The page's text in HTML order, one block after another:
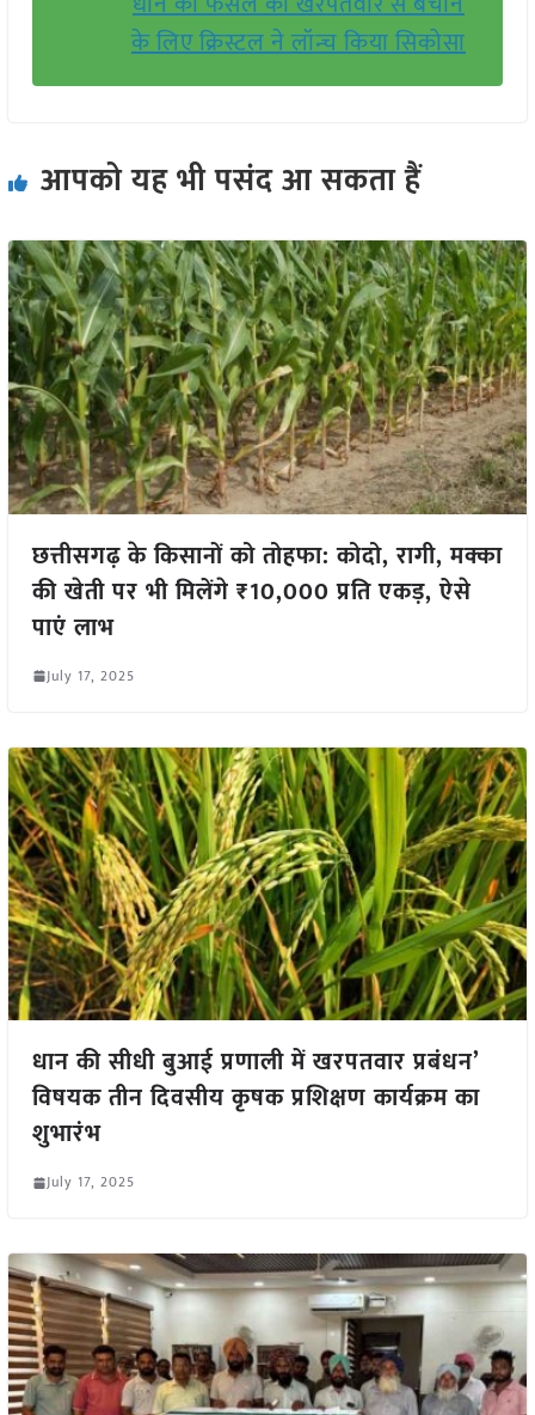
के लिए क्रिस्टल ने लॉन्च किया सिकोसा
आपको यह भी पसंद आ सकता हैं
छत्तीसगढ़ के किसानों को तोहफा: कोदो, रागी, मक्का
की खेती पर भी मिलेंगे ₹10,000 प्रति एकड़, ऐसे
पाएं लाभ
July 17, 2025
धान की सीधी बुआई प्रणाली में खरपतवार प्रबंधन’
विषयक तीन दिवसीय कृषक प्रशिक्षण कार्यक्रम का
शुभारंभ
July 17, 2025